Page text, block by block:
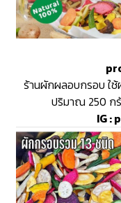
ร้านผักผลอบกรอบ ใช้
ปริมาณ 250 กรั
IG :